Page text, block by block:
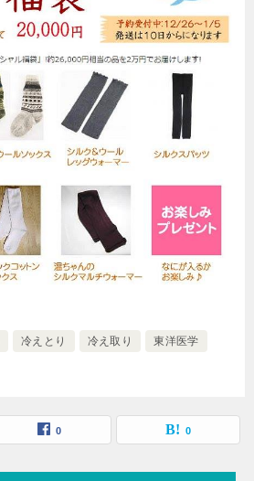
冷えとり 冷え取り 東洋医学
0 0